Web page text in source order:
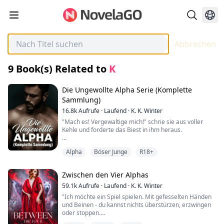
Abbrechen
9 Book(s) Related to K
Die Ungewollte Alpha Serie (Komplette
Sammlung)
16.8kAufrufe · Laufend · K. K. Winter
"Mach es! Vergewaltige mich!" schrie sie aus voller
Kehle und forderte das Biest in ihm heraus.
"Du hast keine Ahnung, was du mir antust, oder,
"Dieses kleine Lippenbeißen, das du machst, wann
immer du mich ansiehst - es macht mich verrückt.
Die Schauer, die über deinen Körper liefen, als ich dich
geschlagen habe - sie haben mich so sehr erregt, dass
ich mich zurückhalten musste, um dich nicht gegen die
Alpha Böser Junge R18+
Zwischen den Vier Alphas
59.1kAufrufe · Laufend · K. K. Winter
"Ich möchte ein Spiel spielen. Mit gefesselten Händen
und Beinen - du kannst nichts überstürzen, erzwingen
oder stoppen.